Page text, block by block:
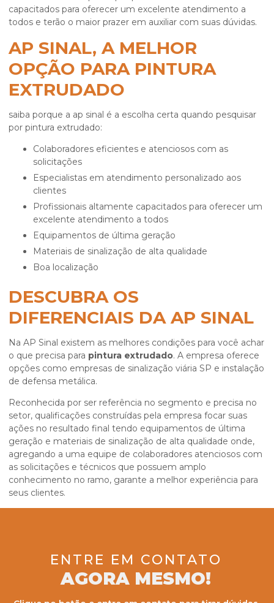
capacitados para oferecer um excelente atendimento a
todos e terão o maior prazer em auxiliar com suas dúvidas.
AP SINAL, A MELHOR
OPÇÃO PARA PINTURA
EXTRUDADO
saiba porque a ap sinal é a escolha certa quando pesquisar
por pintura extrudado:
colaboradores eficientes e atenciosos com as
solicitações
especialistas em atendimento personalizado aos
clientes
profissionais altamente capacitados para oferecer um
excelente atendimento a todos
equipamentos de última geração
materiais de sinalização de alta qualidade
boa localização
DESCUBRA OS
DIFERENCIAIS DA AP SINAL
Na AP Sinal existem as melhores condições para você achar
o que precisa para pintura extrudado. A empresa oferece
opções como empresas de sinalização viária SP e instalação
de defensa metálica.
Reconhecida por ser referência no segmento e precisa no
setor, qualificações construídas pela empresa focar suas
ações no resultado final tendo equipamentos de última
geração e materiais de sinalização de alta qualidade onde,
agregando a uma equipe de colaboradores atenciosos com
as solicitações e técnicos que possuem amplo
conhecimento no ramo, garante a melhor experiência para
seus clientes.
ENTRE EM CONTATO
AGORA MESMO!